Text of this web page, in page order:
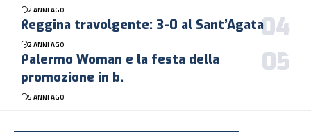
2 ANNI AGO
Reggina travolgente: 3-0 al Sant’Agata
2 ANNI AGO
Palermo Woman e la festa della
promozione in b.
5 ANNI AGO